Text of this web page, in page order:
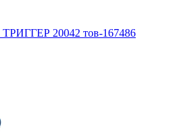
ТРИГГЕР 20042 тов-167486